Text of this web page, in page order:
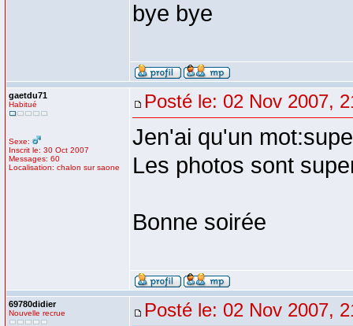
bye bye
gaetdu71
Habitué
Sexe:
Inscrit le: 30 Oct 2007
Messages: 60
Localisation: chalon sur saone
Posté le: 02 Nov 2007,
Jen'ai qu'un
Les photos sont
Bonne soirée
69780didier
Nouvelle recrue Posté le: 02 Nov 2007,